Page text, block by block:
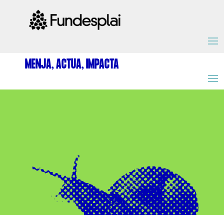
MENJA, ACTUA, IMPACTA
ACTIVITATS D'ESTIU
MÓN ESCOLAR
FORMACIÓ
CASES DE COLÒNIES